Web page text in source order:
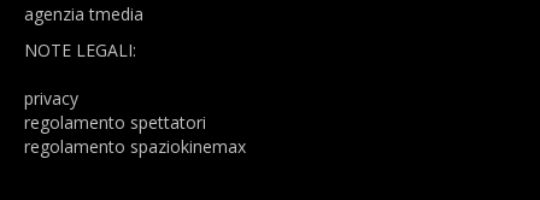
agenzia tmedia
NOTE LEGALI:
privacy
regolamento spettatori
regolamento spaziokinemax